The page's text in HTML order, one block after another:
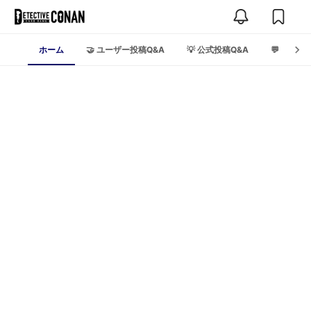
ホーム 🤝 ユーザー投稿Q&A 💡 公式投稿Q&A 💬 トーク